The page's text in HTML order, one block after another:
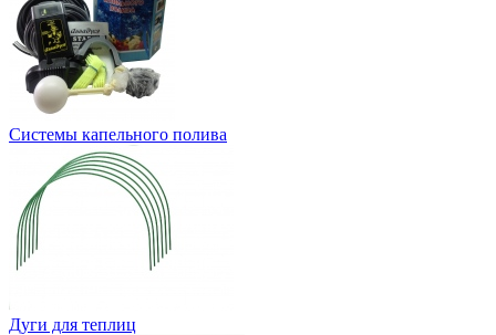
Системы капельного полива
Дуги для теплиц